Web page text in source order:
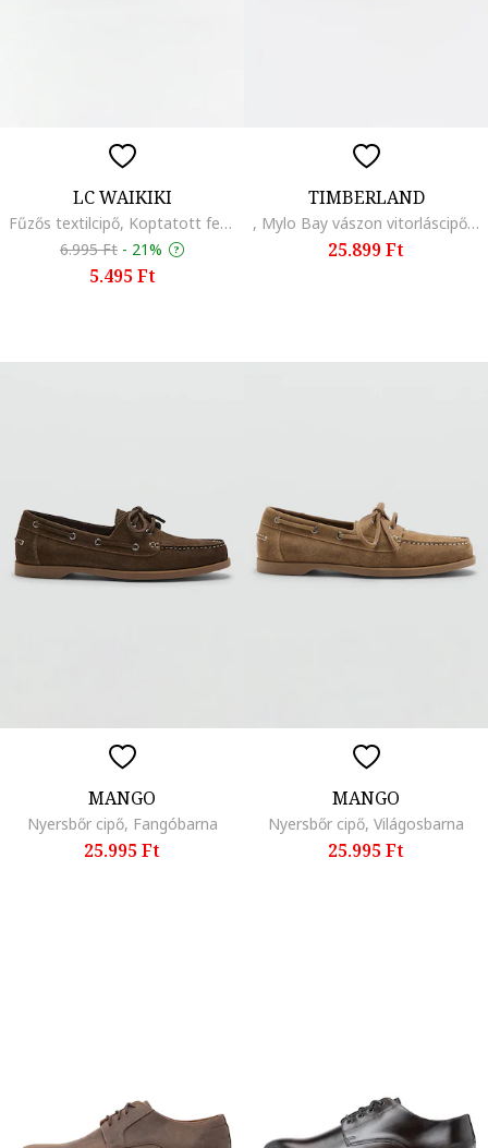
LC WAIKIKI
Fűzős textilcipő, Koptatott fekete
6.995 Ft - 21%
5.495 Ft
TIMBERLAND
, Mylo Bay vászon vitorláscipő, Sötétkék
25.899 Ft
MANGO
Nyersbőr cipő, Fangóbarna
25.995 Ft
MANGO
Nyersbőr cipő, Világosbarna
25.995 Ft